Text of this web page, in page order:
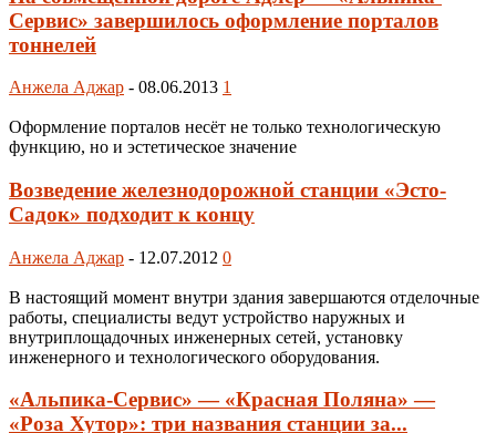
Сервис» завершилось оформление порталов
тоннелей
Анжела Аджар - 08.06.2013 1
Оформление порталов несёт не только технологическую
функцию, но и эстетическое значение
Возведение железнодорожной станции «Эсто-
Садок» подходит к концу
Анжела Аджар - 12.07.2012 0
В настоящий момент внутри здания завершаются отделочные
работы, специалисты ведут устройство наружных и
внутриплощадочных инженерных сетей, установку
инженерного и технологического оборудования.
«Альпика-Сервис» — «Красная Поляна» —
«Роза Хутор»: три названия станции за...